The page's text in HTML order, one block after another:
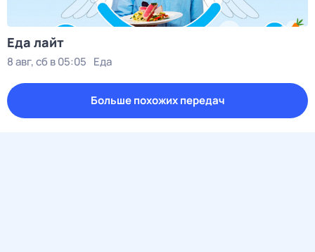
Еда лайт
8 авг, сб в 05:05 Еда
Больше похожих передач